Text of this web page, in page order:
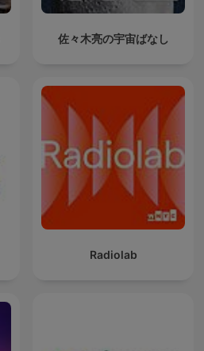
佐々木亮の宇宙ばなし
Radiolab